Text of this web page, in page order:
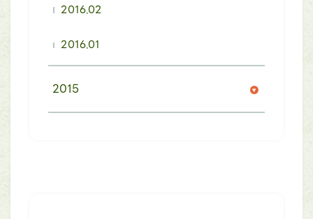
2016.02
2016.01
2015